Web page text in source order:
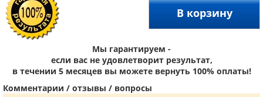
В корзину
Мы гарантируем -
если вас не удовлетворит результат,
в течении 5 месяцев вы можете вернуть 100% оплаты!
Комментарии / отзывы / вопросы